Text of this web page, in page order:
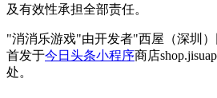
及有效性承担全部责任。
"消消乐游戏"由开发者"西屋（深圳
首发于今日头条小程序商店
处。